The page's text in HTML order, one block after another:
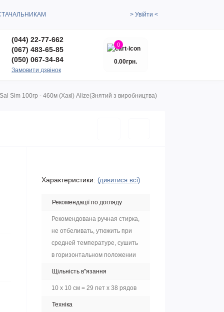
> Увійти <
(044) 22-77-662
(067) 483-65-85
(050) 067-34-84
Замовити дзвінок
0
0.00грн.
Sim 100гр - 460м (Хакі) Alize(Знятий з виробництва)
Характеристики: (дивитися всі)
Рекомендації по догляду
Рекомендована ручная стирка,
не отбеливать, утюжить при
средней температуре, сушить
в горизонтальном положении
Щільність в"язання
10 х 10 см = 29 пет х 38 рядов
Техніка